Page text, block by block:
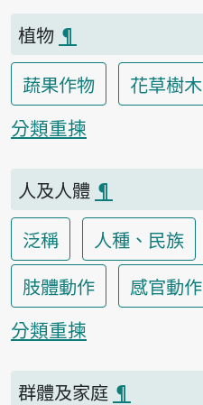
植物 ¶
蔬果作物
花草樹木
分類重揀
人及人體 ¶
泛稱
人種、民族
肢體動作
感官動作
分類重揀
群體及家庭 ¶